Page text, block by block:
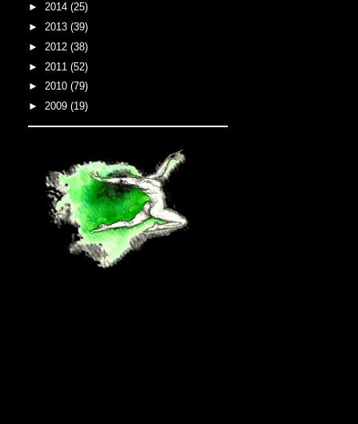
► 2014 (25)
► 2013 (39)
► 2012 (38)
► 2011 (52)
► 2010 (79)
► 2009 (19)